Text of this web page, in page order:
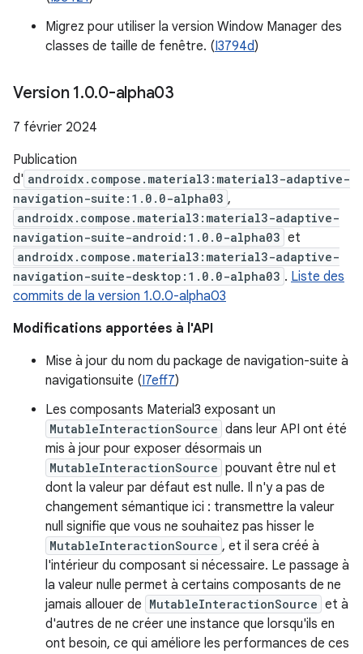
Migrez pour utiliser la version Window Manager des
classes de taille de fenêtre. (I3794d)
Version 1.0.0-alpha03
7 février 2024
Publication
d' androidx.compose.material3:material3-adaptive-
navigation-suite:1.0.0-alpha03 ,
androidx.compose.material3:material3-adaptive-
navigation-suite-android:1.0.0-alpha03 et
androidx.compose.material3:material3-adaptive-
navigation-suite-desktop:1.0.0-alpha03 . Liste des
commits de la version 1.0.0-alpha03
Modifications apportées à l'API
Mise à jour du nom du package de navigation-suite à
navigationsuite (I7eff7)
Les composants Material3 exposant un
MutableInteractionSource dans leur API ont été
mis à jour pour exposer désormais un
MutableInteractionSource pouvant être nul et
dont la valeur par défaut est nulle. Il n'y a pas de
changement sémantique ici : transmettre la valeur
null signifie que vous ne souhaitez pas hisser le
MutableInteractionSource , et il sera créé à
l'intérieur du composant si nécessaire. Le passage à
la valeur nulle permet à certains composants de ne
jamais allouer de MutableInteractionSource et à
d'autres de ne créer une instance que lorsqu'ils en
ont besoin, ce qui améliore les performances de ces